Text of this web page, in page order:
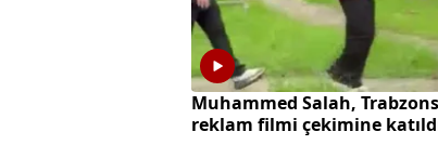
Muhammed Salah,
reklam filmi çekimine